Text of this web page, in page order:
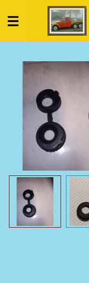
Hauptinhalt
springen